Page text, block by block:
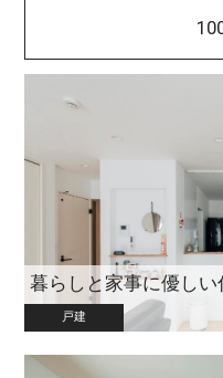
暮らしと家事に優しい
戸建